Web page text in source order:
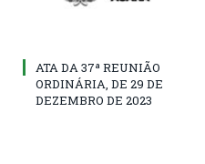
ATA DA 37ª REUNIÃO
ORDINÁRIA, DE 29 DE
DEZEMBRO DE 2023